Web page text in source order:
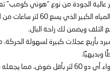
عالية الجودة من نوع “هوني كومب”
يوفر خزان
التلف ويضمن لك راحة البال.
بأربع عجلات كبيرة لسهولة
وبديهيًا.
غرف النوم أو المكاتب دون إزعاج نومك أو عملك.